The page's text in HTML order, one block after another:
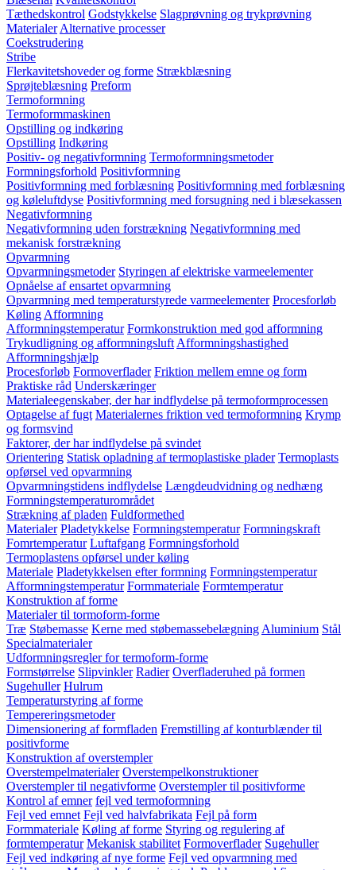
Tæthedskontrol Godstykkelse Slagprøvning og trykprøvning
Materialer Alternative processer
Coekstrudering
Stribe
Flerkavitetshoveder og forme Strækblæsning
Sprøjteblæsning Preform
Termoformning
Termoformmaskinen
Opstilling og indkøring
Opstilling Indkøring
Positiv- og negativformning Termoformningsmetoder
Formningsforhold Positivformning
Positivformning med forblæsning Positivformning med forblæsning
og køleluftdyse Positivformning med forsugning ned i blæsekassen
Negativformning
Negativformning uden forstrækning Negativformning med
mekanisk forstrækning
Opvarmning
Opvarmningsmetoder Styringen af elektriske varmeelementer
Opnåelse af ensartet opvarmning
Opvarmning med temperaturstyrede varmeelementer Procesforløb
Køling Afformning
Afformningstemperatur Formkonstruktion med god afformning
Trykudligning og afformningsluft Afformningshastighed
Afformningshjælp
Procesforløb Formoverflader Friktion mellem emne og form
Praktiske råd Underskæringer
Materialeegenskaber, der har indflydelse på termoformprocessen
Optagelse af fugt Materialernes friktion ved termoformning Krymp
og formsvind
Faktorer, der har indflydelse på svindet
Orientering Statisk opladning af termoplastiske plader Termoplasts
opførsel ved opvarmning
Opvarmningstidens indflydelse Længdeudvidning og nedhæng
Formningstemperaturområdet
Strækning af pladen Fuldformethed
Materialer Pladetykkelse Formningstemperatur Formningskraft
Fomrtemperatur Luftafgang Formningsforhold
Termoplastens opførsel under køling
Materiale Pladetykkelsen efter formning Formningstemperatur
Afformningstemperatur Formmateriale Formtemperatur
Konstruktion af forme
Materialer til tormoform-forme
Træ Støbemasse Kerne med støbemassebelægning Aluminium Stål
Specialmaterialer
Udformningsregler for termoform-forme
Formstørrelse Slipvinkler Radier Overfladeruhed på formen
Sugehuller Hulrum
Temperaturstyring af forme
Tempereringsmetoder
Dimensionering af formfladen Fremstilling af konturblænder til
positivforme
Konstruktion af overstempler
Overstempelmaterialer Overstempelkonstruktioner
Overstempler til negativforme Overstempler til positivforme
Kontrol af emner fejl ved termoformning
Fejl ved emnet Fejl ved halvfabrikata Fejl på form
Formmateriale Køling af forme Styring og regulering af
formtemperatur Mekanisk stabilitet Formoverflader Sugehuller
Fejl ved indkøring af nye forme Fejl ved opvarmning med